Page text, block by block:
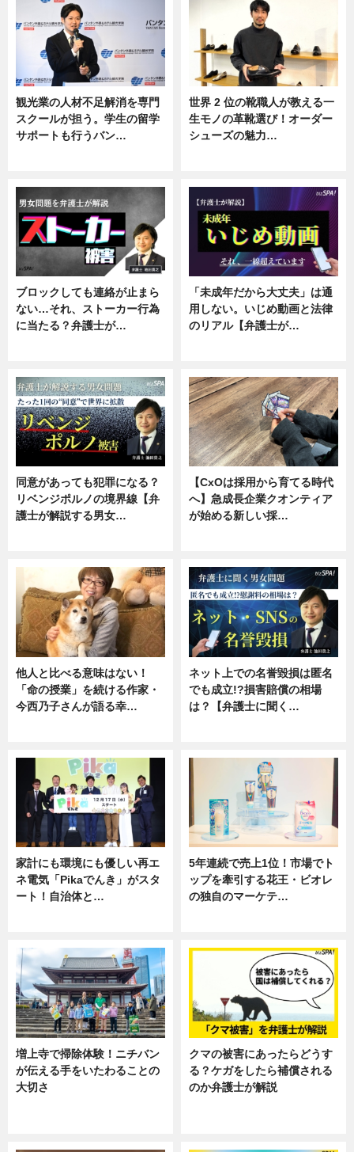
観光業の人材不足解消を専門
スクールが担う。学生の留学
サポートも行うバン…
世界 2 位の靴職人が教える一
生モノの革靴選び！オーダー
シューズの魅力…
ブロックしても連絡が止まら
ない…それ、ストーカー行為
に当たる？弁護士が…
「未成年だから大丈夫」は通
用しない。いじめ動画と法律
のリアル【弁護士が…
同意があっても犯罪になる？
リベンジポルノの境界線【弁
護士が解説する男女…
【CxOは採用から育てる時代
へ】急成長企業クオンティア
が始める新しい採…
他人と比べる意味はない！
「命の授業」を続ける作家・
今西乃子さんが語る幸…
ネット上での名誉毀損は匿名
でも成立!?損害賠償の相場
は？【弁護士に聞く…
家計にも環境にも優しい再エ
ネ電気「Pikaでんき」がスタ
ート！自治体と…
5年連続で売上1位！市場でト
ップを牽引する花王・ビオレ
の独自のマーケテ…
増上寺で掃除体験！ニチバン
が伝える手をいたわることの
大切さ
クマの被害にあったらどうす
る？ケガをしたら補償される
のか弁護士が解説